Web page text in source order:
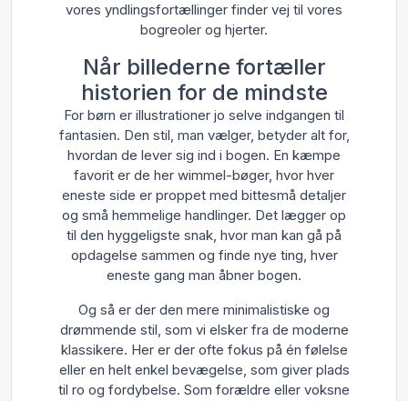
vores yndlingsfortællinger finder vej til vores
bogreoler og hjerter.
Når billederne fortæller
historien for de mindste
For børn er illustrationer jo selve indgangen til
fantasien. Den stil, man vælger, betyder alt for,
hvordan de lever sig ind i bogen. En kæmpe
favorit er de her wimmel-bøger, hvor hver
eneste side er proppet med bittesmå detaljer
og små hemmelige handlinger. Det lægger op
til den hyggeligste snak, hvor man kan gå på
opdagelse sammen og finde nye ting, hver
eneste gang man åbner bogen.
Og så er der den mere minimalistiske og
drømmende stil, som vi elsker fra de moderne
klassikere. Her er der ofte fokus på én følelse
eller en helt enkel bevægelse, som giver plads
til ro og fordybelse. Som forældre eller voksne